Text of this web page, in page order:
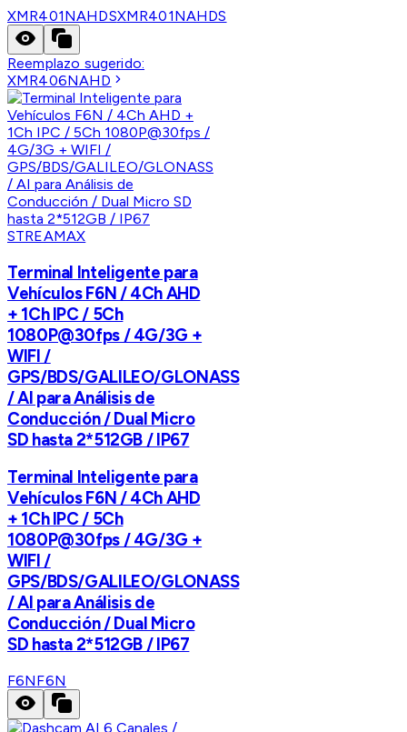
XMR401NAHDSXMR401NAHDS
Reemplazo sugerido:
XMR406NAHD
STREAMAX
Terminal Inteligente para
Vehículos F6N / 4Ch AHD
+ 1Ch IPC / 5Ch
1080P@30fps / 4G/3G +
WIFI /
GPS/BDS/GALILEO/GLONASS
/ AI para Análisis de
Conducción / Dual Micro
SD hasta 2*512GB / IP67
Terminal Inteligente para
Vehículos F6N / 4Ch AHD
+ 1Ch IPC / 5Ch
1080P@30fps / 4G/3G +
WIFI /
GPS/BDS/GALILEO/GLONASS
/ AI para Análisis de
Conducción / Dual Micro
SD hasta 2*512GB / IP67
F6NF6N